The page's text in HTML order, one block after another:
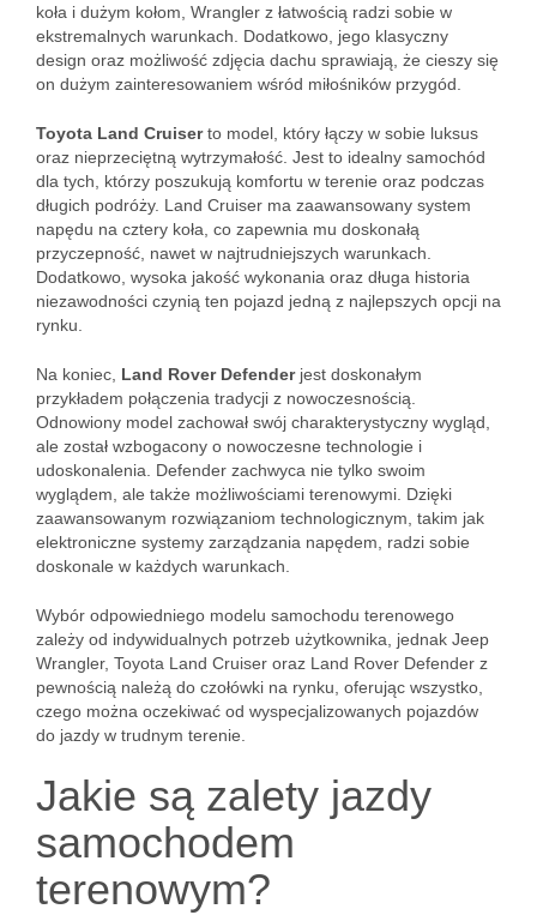
koła i dużym kołom, Wrangler z łatwością radzi sobie w
ekstremalnych warunkach. Dodatkowo, jego klasyczny
design oraz możliwość zdjęcia dachu sprawiają, że cieszy się
on dużym zainteresowaniem wśród miłośników przygód.
Toyota Land Cruiserto model, który łączy w sobie luksus
oraz nieprzeciętną wytrzymałość. Jest to idealny samochód
dla tych, którzy poszukują komfortu w terenie oraz podczas
długich podróży. Land Cruiser ma zaawansowany system
napędu na cztery koła, co zapewnia mu doskonałą
przyczepność, nawet w najtrudniejszych warunkach.
Dodatkowo, wysoka jakość wykonania oraz długa historia
niezawodności czynią ten pojazd jedną z najlepszych opcji na
rynku.
Na koniec, Land Rover Defenderjest doskonałym
przykładem połączenia tradycji z nowoczesnością.
Odnowiony model zachował swój charakterystyczny wygląd,
ale został wzbogacony o nowoczesne technologie i
udoskonalenia. Defender zachwyca nie tylko swoim
wyglądem, ale także możliwościami terenowymi. Dzięki
zaawansowanym rozwiązaniom technologicznym, takim jak
elektroniczne systemy zarządzania napędem, radzi sobie
doskonale w każdych warunkach.
Wybór odpowiedniego modelu samochodu terenowego
zależy od indywidualnych potrzeb użytkownika, jednak Jeep
Wrangler, Toyota Land Cruiser oraz Land Rover Defender z
pewnością należą do czołówki na rynku, oferując wszystko,
czego można oczekiwać od wyspecjalizowanych pojazdów
do jazdy w trudnym terenie.
Jakie są zalety jazdy
samochodem
terenowym?